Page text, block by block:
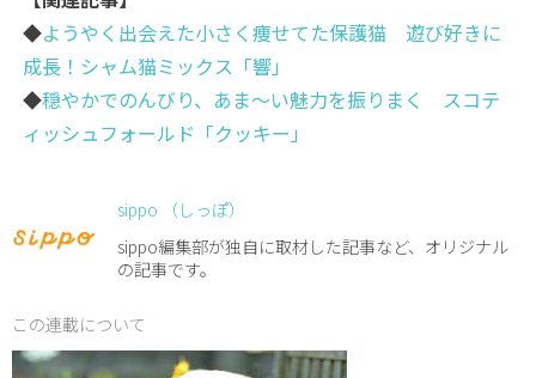
◆ようやく出会えた小さく痩せてた保護猫 遊び好きに
成長！シャム猫ミックス「響」
◆穏やかでのんびり、あま～い魅力を振りまく スコテ
ィッシュフォールド「クッキー」
sippo （しっぽ）
sippo編集部が独自に取材した記事など、オリジナル
の記事です。
この連載について